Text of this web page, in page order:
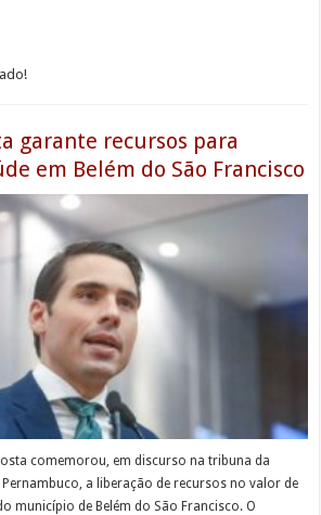
garante recursos para
em Belém do São Francisco
comemorou, em discurso na tribuna da
Pernambuco, a liberação de recursos no valor de
município de Belém do São Francisco. O